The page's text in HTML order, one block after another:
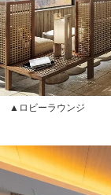
▲ロビーラウンジ